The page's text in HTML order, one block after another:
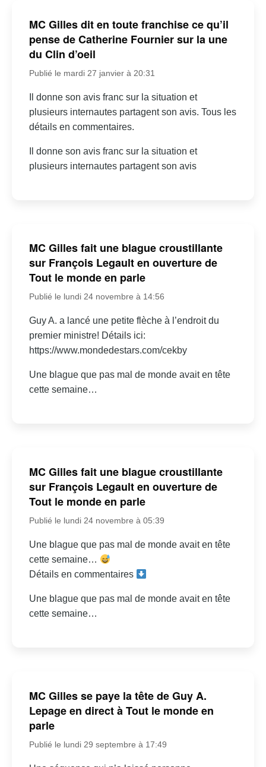
MC Gilles dit en toute franchise ce qu’il
pense de Catherine Fournier sur la une
du Clin d’oeil
Publié le mardi 27 janvier à 20:31
Il donne son avis franc sur la situation et
plusieurs internautes partagent son avis. Tous les
détails en commentaires.
Il donne son avis franc sur la situation et
plusieurs internautes partagent son avis
MC Gilles fait une blague croustillante
sur François Legault en ouverture de
Tout le monde en parle
Publié le lundi 24 novembre à 14:56
Guy A. a lancé une petite flèche à l’endroit du
premier ministre! Détails ici:
https://www.mondedestars.com/cekby
Une blague que pas mal de monde avait en tête
cette semaine…
MC Gilles fait une blague croustillante
sur François Legault en ouverture de
Tout le monde en parle
Publié le lundi 24 novembre à 05:39
Une blague que pas mal de monde avait en tête
cette semaine…
Détails en commentaires
Une blague que pas mal de monde avait en tête
cette semaine…
MC Gilles se paye la tête de Guy A.
Lepage en direct à Tout le monde en
parle
Publié le lundi 29 septembre à 17:49